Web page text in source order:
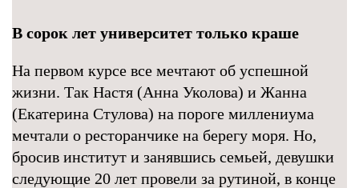
В сорок лет университет только краше
На первом курсе все мечтают об успешной
жизни. Так Настя (Анна Уколова) и Жанна
(Екатерина Стулова) на пороге миллениума
мечтали о ресторанчике на берегу моря. Но,
бросив институт и занявшись семьей, девушки
следующие 20 лет провели за рутиной, в конце